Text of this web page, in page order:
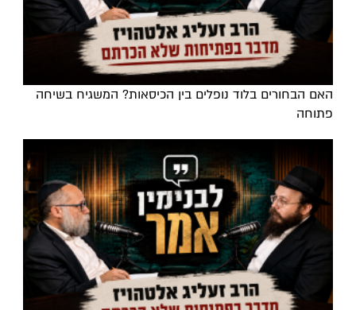
האם הבחורים בלוד נופלים בין הכיסאות? המשגיח בשיחה
פתוחה